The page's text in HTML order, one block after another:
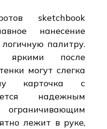
sketchbook
нанесение
палитру.
яркими после
могут слегка
карточка с
надежным
лежит в руке,